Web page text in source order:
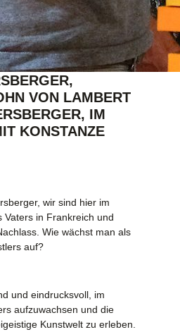
VON LAMBERT
IM
KONSTANZE
wir sind hier im
Vaters in Frankreich und
Wie wächst man als
auf?
und eindrucksvoll, im
aufzuwachsen und die
Kunstwelt zu erleben.